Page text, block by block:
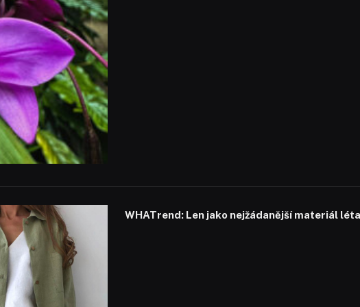
WHATrend: Len jako nejžádanější materiál léta